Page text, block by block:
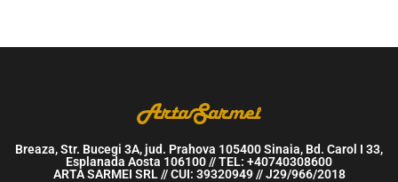
Breaza, Str. Bucegi 3A, jud. Prahova 105400 Sinaia, Bd. Carol I 33,
Esplanada Aosta 106100 // TEL: +40740308600
ARTA SARMEI SRL // CUI: 39320949 // J29/966/2018